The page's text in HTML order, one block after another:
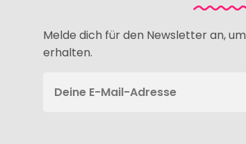
Melde dich für den Newsletter an,
erhalten.